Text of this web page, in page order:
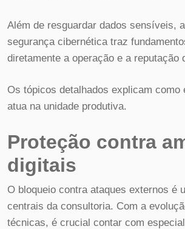
Além de resguardar dados sensíveis,
segurança cibernética traz
diretamente a operação e a reputação
Os tópicos detalhados explicam como
atua na unidade produtiva.
Proteção contra
digitais
O bloqueio contra ataques externos é
centrais da consultoria. Com a
técnicas, é crucial contar com